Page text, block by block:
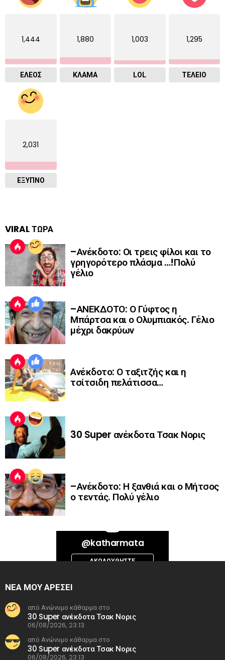
1,444
ΕΛΕΟΣ
1,880
ΚΛΑΜΑ
1,003
LOL
1,295
ΤΕΛΕΙΟ
2,031
ΈΞΥΠΝΟ
VIRAL ΤΩΡΑ
–Ανέκδοτο: Οι τρεις φίλοι και το
γρηγορότερο πλάσμα …!Πολύ
γέλιο
–ΑΝΕΚΔΟΤΟ: Ο Γύφτος η
Μπάρτσα και ο Ολυμπιακός. Γέλιο
μέχρι δακρύων
Ανέκδοτο: Ο ταξιτζής και η
τσίτσιδη πελάτισσα…
30 Super ανέκδοτα Τσακ Νορις
–Ανέκδοτο: Η ξανθιά και ο Μήτσος
ο τεντάς. Πολύ γέλιο
Thursday, 06-Aug-26 13:14:09 PDT. The current time is Thursday, 06-
@katharmata
ΑΚΟΛΟΥΘΉΣΤΕ
ΝΕΑ ΜΟΥ ΑΡΕΣΕΙ
από Ανώνυμο κάθαρμα στο
30 Super ανέκδοτα Τσακ Νορις
06/08/2026, 23:13
από Ανώνυμο κάθαρμα στο
30 Super ανέκδοτα Τσακ Νορις
06/08/2026, 23:13